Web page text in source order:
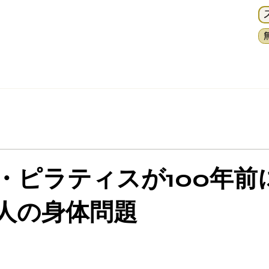
ピラティスが100年前
の身体問題